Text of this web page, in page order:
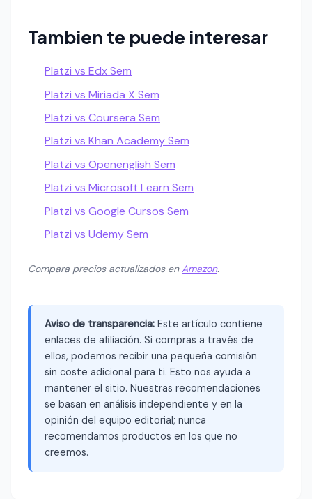
Tambien te puede interesar
Platzi vs Edx Sem
Platzi vs Miriada X Sem
Platzi vs Coursera Sem
Platzi vs Khan Academy Sem
Platzi vs Openenglish Sem
Platzi vs Microsoft Learn Sem
Platzi vs Google Cursos Sem
Platzi vs Udemy Sem
Compara precios actualizados enAmazon.
Aviso de transparencia: Este artículo contiene
enlaces de afiliación. Si compras a través de
ellos, podemos recibir una pequeña comisión
sin coste adicional para ti. Esto nos ayuda a
mantener el sitio. Nuestras recomendaciones
se basan en análisis independiente y en la
opinión del equipo editorial; nunca
recomendamos productos en los que no
creemos.